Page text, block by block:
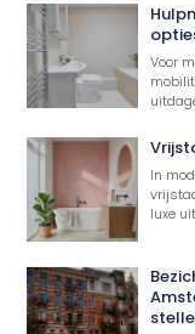
Voor
In
luxe